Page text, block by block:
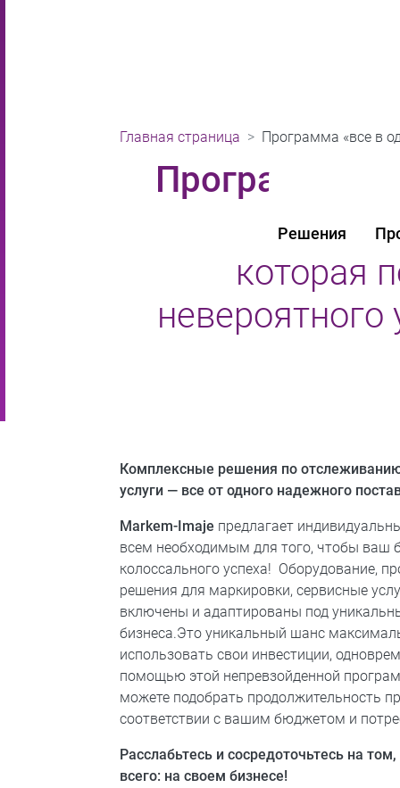
Решения
Главная страница Программа «все в
Программа
Умная и
которая
Комплексные решения по
услуги — все от одного надежного
Markem-Imaje предлагает
всем необходимым для того, чтобы ваш
колоссального успеха! ​ Оборудование,
решения для маркировки, сервисные
включены и адаптированы под
бизнеса.​Это уникальный шанс
использовать свои инвестиции,
помощью этой непревзойденной
можете подобрать продолжительность
соответствии с вашим бюджетом и
Расслабьтесь исосредоточьтесь на
всего: на своем бизнесе!